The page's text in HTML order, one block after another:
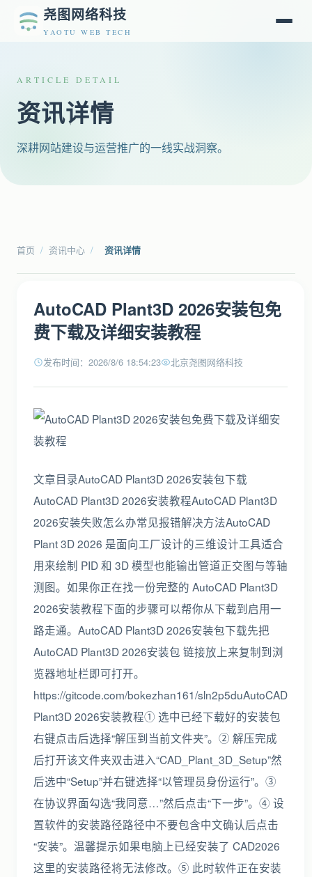
尧图网络科技
YAOTU WEB TECH
ARTICLE DETAIL
资讯详情
深耕网站建设与运营推广的一线实战洞察。
首页 / 资讯中心 / 资讯详情
AutoCAD Plant3D 2026安装包免
费下载及详细安装教程
发布时间：2026/8/6 18:54:23 北京尧图网络科技
文章目录AutoCAD Plant3D 2026安装包下载
AutoCAD Plant3D 2026安装教程AutoCAD Plant3D
2026安装失败怎么办常见报错解决方法AutoCAD
Plant 3D 2026 是面向工厂设计的三维设计工具适合
用来绘制 PID 和 3D 模型也能输出管道正交图与等轴
测图。如果你正在找一份完整的 AutoCAD Plant3D
2026安装教程下面的步骤可以帮你从下载到启用一
路走通。AutoCAD Plant3D 2026安装包下载先把
AutoCAD Plant3D 2026安装包 链接放上来复制到浏
览器地址栏即可打开。
https://gitcode.com/bokezhan161/sln2p5duAutoCAD
Plant3D 2026安装教程① 选中已经下载好的安装包
右键点击后选择“解压到当前文件夹”。② 解压完成
后打开该文件夹双击进入“CAD_Plant_3D_Setup”然
后选中“Setup”并右键选择“以管理员身份运行”。③
在协议界面勾选“我同意…”然后点击“下一步”。④ 设
置软件的安装路径路径中不要包含中文确认后点击
“安装”。温馨提示如果电脑上已经安装了 CAD2026
这里的安装路径将无法修改。⑤ 此时软件正在安装